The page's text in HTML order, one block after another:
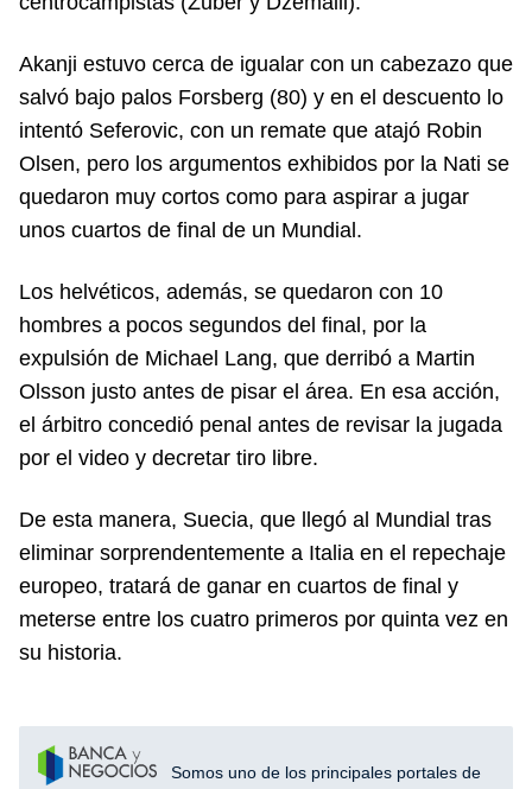
Akanji estuvo cerca de igualar con un cabezazo que
salvó bajo palos Forsberg (80) y en el descuento lo
intentó Seferovic, con un remate que atajó Robin
Olsen, pero los argumentos exhibidos por la Nati se
quedaron muy cortos como para aspirar a jugar
unos cuartos de final de un Mundial.
Los helvéticos, además, se quedaron con 10
hombres a pocos segundos del final, por la
expulsión de Michael Lang, que derribó a Martin
Olsson justo antes de pisar el área. En esa acción,
el árbitro concedió penal antes de revisar la jugada
por el video y decretar tiro libre.
De esta manera, Suecia, que llegó al Mundial tras
eliminar sorprendentemente a Italia en el repechaje
europeo, tratará de ganar en cuartos de final y
meterse entre los cuatro primeros por quinta vez en
su historia.
Somos uno de los principales portales de